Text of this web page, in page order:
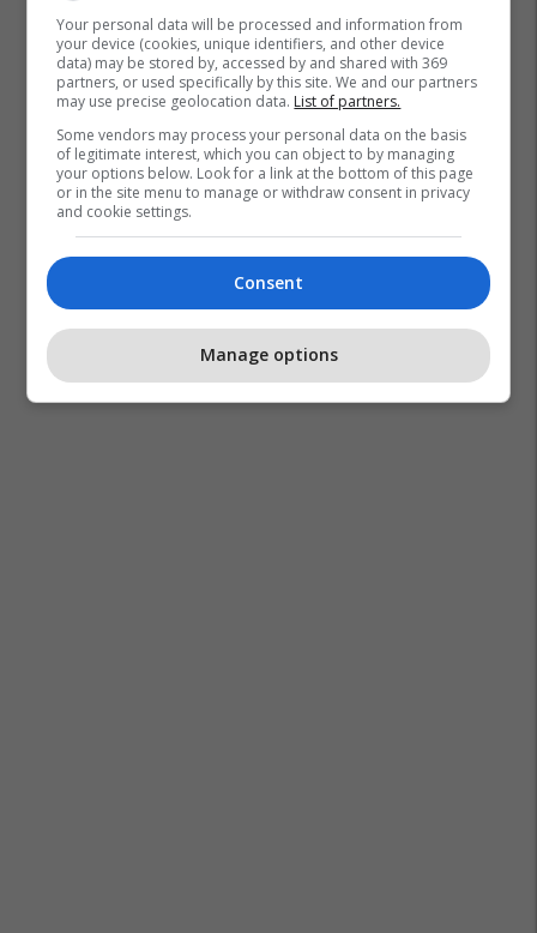
Serbia Hungaria Aleksandar Vuçiq Viktor Orban
Your personal data will be processed and information from
your device (cookies, unique identifiers, and other device
data) may be stored by, accessed by and shared with 369
partners, or used specifically by this site. We and our partners
may use precise geolocation data. List of partners.
Some vendors may process your personal data on the basis
of legitimate interest, which you can object to by managing
your options below. Look for a link at the bottom of this page
or in the site menu to manage or withdraw consent in privacy
and cookie settings.
Consent
Manage options